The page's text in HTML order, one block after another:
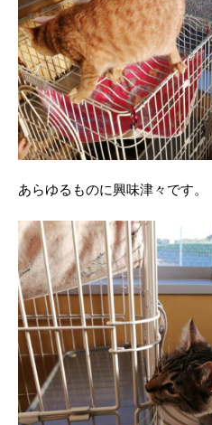
あらゆるものに興味津々です。